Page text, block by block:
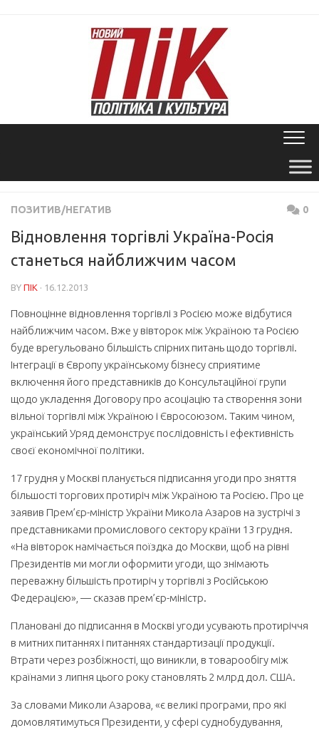
ПОЗИТИВ/НЕГАТИВ 0
Відновлення торгівлі Україна-Росія
станеться найближчим часом
BY ПІК · 16.12.2013
Повноцінне відновлення торгівлі з Росією може відбутися
найближчим часом. Вже у вівторок між Україною та Росією
буде врегульовано більшість спірних питань щодо торгівлі.
Інтеграції в Європу українському бізнесу сприятиме
включення його представників до Консультаційної групи
щодо укладення Договору про асоціацію та створення зони
вільної торгівлі між Україною і Євросоюзом. Таким чином,
український Уряд демон­струє послідовність і ефективність
своєї економічної політики.
17 грудня у Москві планується підписання угоди про зняття
більшості торгових протиріч між Україною та Росією. Про це
заявив Прем’єр-міністр України Микола Азаров на зустрічі з
представниками промислового сектору країни 13 грудня.
«На вівторок намічається поїздка до Москви, щоб на рівні
Президентів ми могли оформити угоди, що знімають
переважну більшість протиріч у торгівлі з Російською
Федера­цією», — сказав прем’єр-міністр.
Плановані до підписання в Москві угоди усувають протиріччя
в митних питаннях і питаннях стандартизації продукції.
Втрати через розбіжності, що виникли, в товаро­обігу між
країнами з липня цього року становлять 2 млрд дол. США.
За словами Миколи Азарова, «є великі програми, про які
домовлятимуться Президенти, у сфері суднобудування,